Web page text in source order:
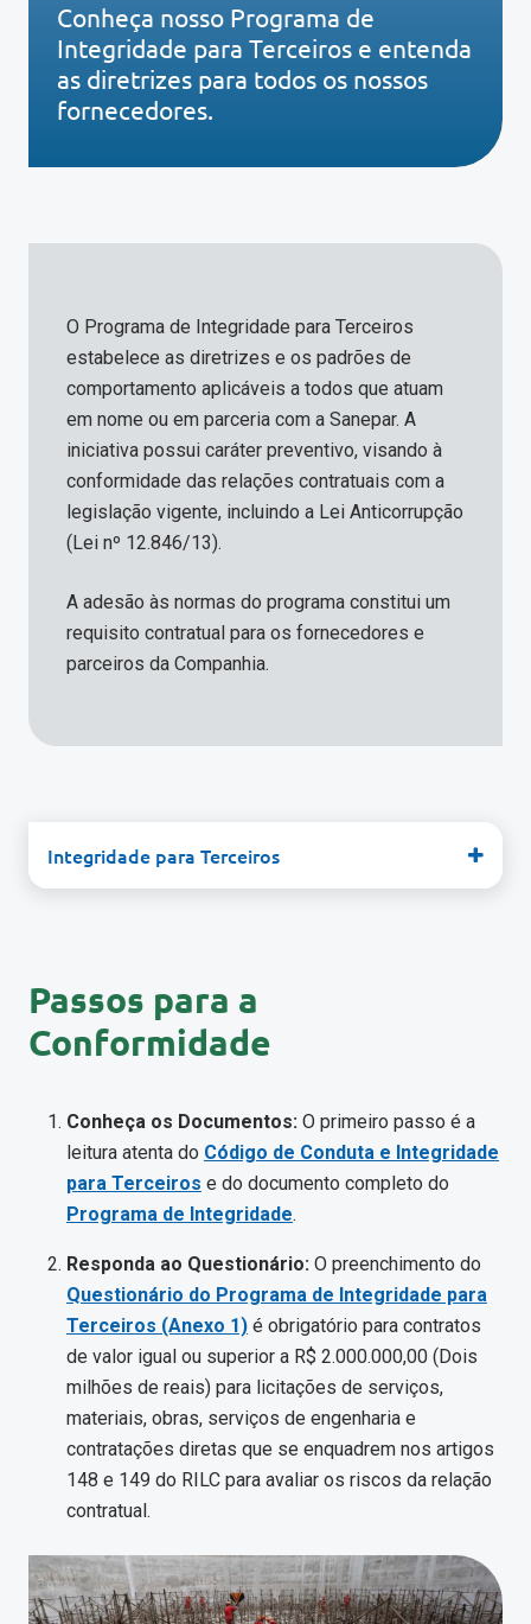
Conheça nosso Programa de
Integridade para Terceiros e entenda
as diretrizes para todos os nossos
fornecedores.
O Programa de Integridade para Terceiros
estabelece as diretrizes e os padrões de
comportamento aplicáveis a todos que atuam
em nome ou em parceria com a Sanepar. A
iniciativa possui caráter preventivo, visando à
conformidade das relações contratuais com a
legislação vigente, incluindo a Lei Anticorrupção
(Lei nº 12.846/13).
A adesão às normas do programa constitui um
requisito contratual para os fornecedores e
parceiros da Companhia.
Integridade para Terceiros
Passos para a
Conformidade
Conheça os Documentos: O primeiro passo é a
leitura atenta do Código de Conduta e Integridade
para Terceiros e do documento completo do
Programa de Integridade.
Responda ao Questionário: O preenchimento do
Questionário do Programa de Integridade para
Terceiros (Anexo 1) é obrigatório para contratos
de valor igual ou superior a R$ 2.000.000,00 (Dois
milhões de reais) para licitações de serviços,
materiais, obras, serviços de engenharia e
contratações diretas que se enquadrem nos artigos
148 e 149 do RILC para avaliar os riscos da relação
contratual.